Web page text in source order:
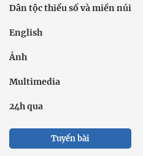
Dân tộc thiểu số và miền núi
English
Ảnh
Multimedia
24h qua
Tuyến bài